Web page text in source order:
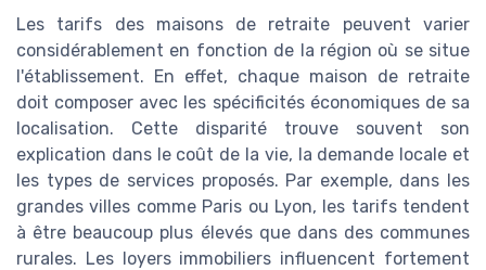
Les tarifs des maisons de retraite peuvent varier
considérablement en fonction de la région où se situe
l'établissement. En effet, chaque maison de retraite
doit composer avec les spécificités économiques de sa
localisation. Cette disparité trouve souvent son
explication dans le coût de la vie, la demande locale et
les types de services proposés. Par exemple, dans les
grandes villes comme Paris ou Lyon, les tarifs tendent
à être beaucoup plus élevés que dans des communes
rurales. Les loyers immobiliers influencent fortement